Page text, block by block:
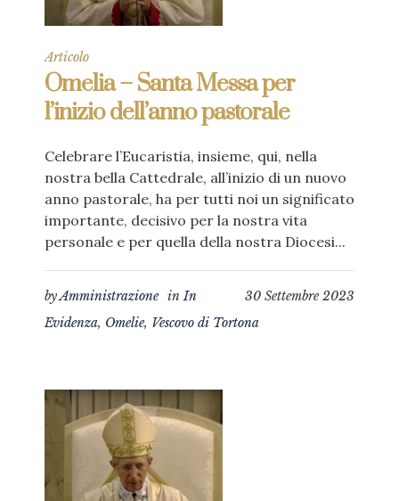
Articolo
Omelia – Santa Messa per
l’inizio dell’anno pastorale
Celebrare l’Eucaristia, insieme, qui, nella
nostra bella Cattedrale, all’inizio di un nuovo
anno pastorale, ha per tutti noi un significato
importante, decisivo per la nostra vita
personale e per quella della nostra Diocesi...
30 Settembre 2023
byAmministrazione inIn
Evidenza, Omelie, Vescovo di Tortona